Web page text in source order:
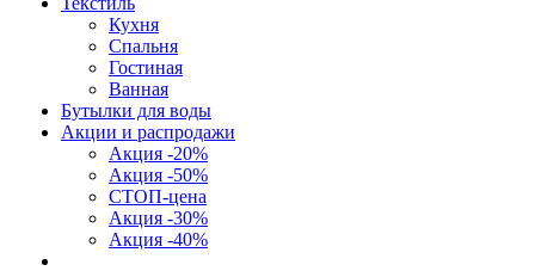
Кухня
Спальня
Гостиная
Ванная
Бутылки для воды
Акции и распродажи
Акция -20%
Акция -50%
СТОП-цена
Акция -30%
Акция -40%